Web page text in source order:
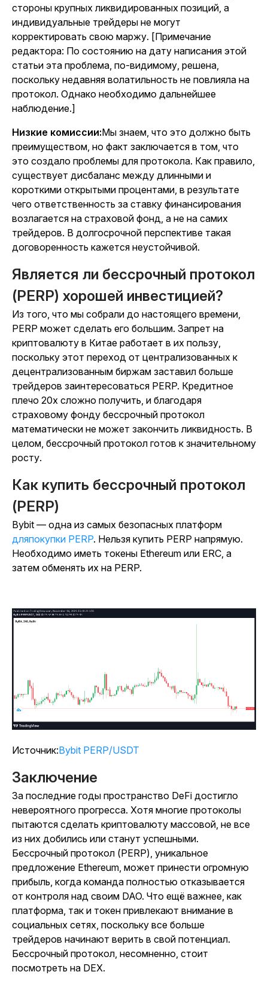
стороны крупных ликвидированных позиций, а
индивидуальные трейдеры не могут
корректировать свою маржу. [Примечание
редактора: По состоянию на дату написания этой
статьи эта проблема, по-видимому, решена,
поскольку недавняя волатильность не повлияла на
протокол. Однако необходимо дальнейшее
наблюдение.]
Низкие комиссии:Мы знаем, что это должно быть
преимуществом, но факт заключается в том, что
это создало проблемы для протокола. Как правило,
существует дисбаланс между длинными и
короткими открытыми процентами, в результате
чего ответственность за ставку финансирования
возлагается на страховой фонд, а не на самих
трейдеров. В долгосрочной перспективе такая
договоренность кажется неустойчивой.
Является ли бессрочный протокол
(PERP) хорошей инвестицией?
Из того, что мы собрали до настоящего времени,
PERP может сделать его большим. Запрет на
криптовалюту в Китае работает в их пользу,
поскольку этот переход от централизованных к
децентрализованным биржам заставил больше
трейдеров заинтересоваться PERP. Кредитное
плечо 20x сложно получить, и благодаря
страховому фонду бессрочный протокол
математически не может закончить ликвидность. В
целом, бессрочный протокол готов к значительному
росту.
Как купить бессрочный протокол
(PERP)
Bybit — одна из самых безопасных платформ
дляпокупки PERP. Нельзя купить PERP напрямую.
Необходимо иметь токены Ethereum или ERC, а
затем обменять их на PERP.
Источник:Bybit PERP/USDT
Заключение
За последние годы пространство DeFi достигло
невероятного прогресса. Хотя многие протоколы
пытаются сделать криптовалюту массовой, не все
из них добились или станут успешными.
Бессрочный протокол (PERP), уникальное
предложение Ethereum, может принести огромную
прибыль, когда команда полностью отказывается
от контроля над своим DAO. Что ещё важнее, как
платформа, так и токен привлекают внимание в
социальных сетях, поскольку все больше
трейдеров начинают верить в свой потенциал.
Бессрочный протокол, несомненно, стоит
посмотреть на DEX.